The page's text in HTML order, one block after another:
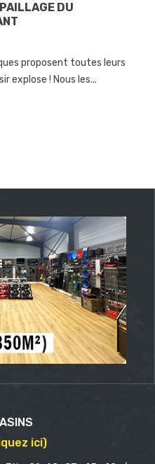
DU
proposent toutes leurs
explose ! Nous les...
ici)